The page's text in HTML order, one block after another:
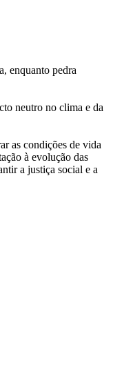
enquanto pedra
neutro no clima e da
as condições de vida
à evolução das
a justiça social e a